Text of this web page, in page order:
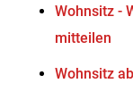
Wohnsitz -
mitteilen
Wohnsitz